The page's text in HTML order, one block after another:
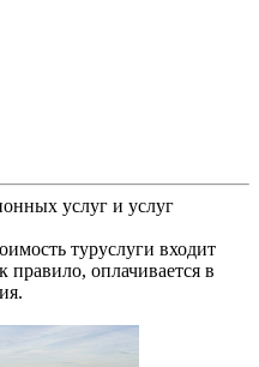
услуг и услуг
туруслуги входит
правило, оплачивается в